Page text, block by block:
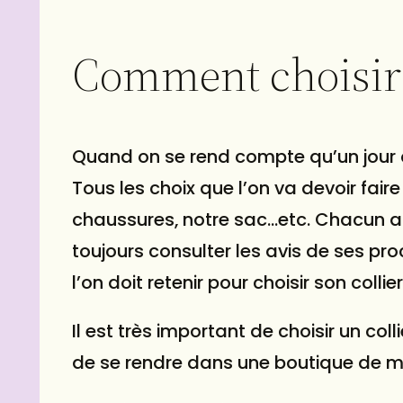
et personnalisé au cou de
chien. Le système de
la tranquillité d´esprit
moment. La largeur de 25
offre une sensation
substantielle, idéale pour
chiens de taille moyenne à
grande.Le collier Ergofluo
gamme complète
pour animaux de
un look complet et
Comment
Quand on se rend compte qu’un
Tous les choix que l’on va devoir
chaussures, notre sac…etc. Chacun
toujours consulter les avis de ses
l’on doit retenir pour choisir son
Il est très important de choisir un
de se rendre dans une boutique de